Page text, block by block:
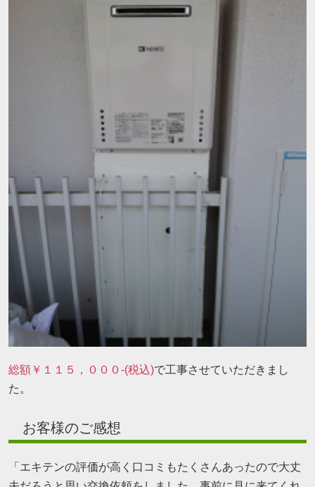
総額￥１１５，０００-(税込)で工事させていただきまし
た。
お客様のご感想
「エキテンの評価が高く口コミもたくさんあったので大丈